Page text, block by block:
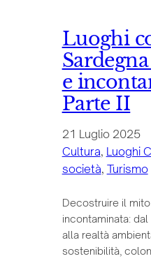
Luoghi
e
Parte II
21 Luglio 2025
Cultura, Luoghi
società, Turismo
Decostruire il
incontaminata:
alla realtà
sostenibilità,